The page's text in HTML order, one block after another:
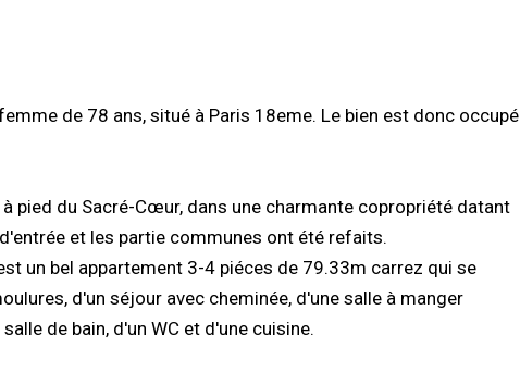
de 78 ans, situé à Paris 18eme. Le bien est donc occupé
pied du Sacré-Cœur, dans une charmante copropriété datant
et les partie communes ont été refaits.
un bel appartement 3-4 piéces de 79.33m carrez qui se
d'un séjour avec cheminée, d'une salle à manger
de bain, d'un WC et d'une cuisine.